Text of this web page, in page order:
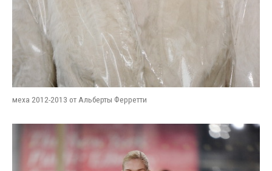
меха 2012-2013 от Альберты Ферретти